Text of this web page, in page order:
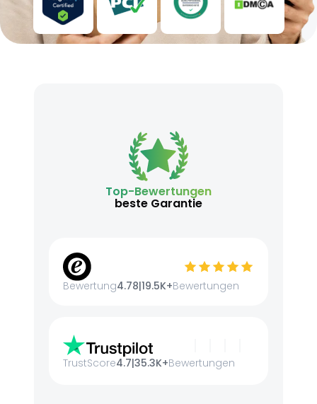
Top-Bewertungen
beste Garantie
Bewertung4.78|19.5K+Bewertungen
TrustScore4.7|35.3K+Bewertungen